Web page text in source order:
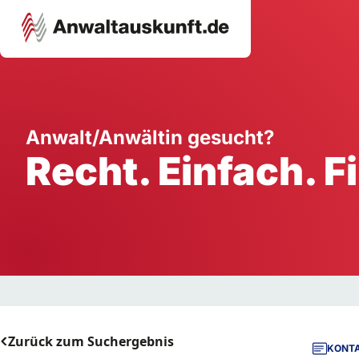
Ausbildung
Handwerk
Dienstleistung
Anwalt/Anwältin gesucht?
Recht. Einfach.
Zurück zum Suchergebnis